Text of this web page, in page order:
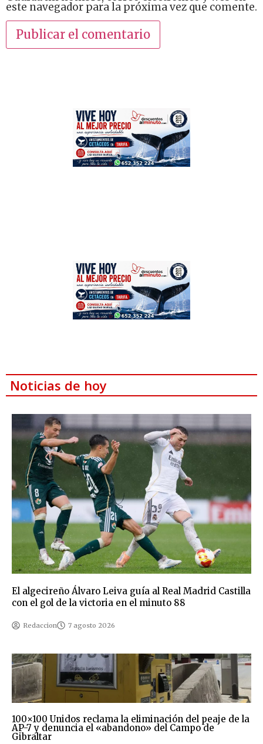
este navegador para la próxima vez que comente.
Noticias de hoy
El algecireño Álvaro Leiva guía al Real Madrid Castilla
con el gol de la victoria en el minuto 88
Redaccion 7 agosto 2026
100×100 Unidos reclama la eliminación del peaje de la
AP-7 y denuncia el «abandono» del Campo de
Gibraltar